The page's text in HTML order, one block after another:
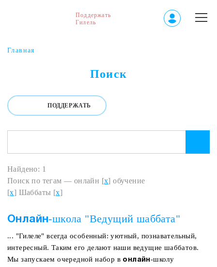
Поддержать
Гилель
Главная
Поиск
ПОДДЕРЖАТЬ
Найдено: 1
Поиск по тегам — онлайн [x] обучение
[x] Шаббаты [x]
Онлайн-школа "Ведущий шаббата"
... "Гилеле" всегда особенный: уютный, познавательный,
интересный. Таким его делают наши ведущие шаббатов.
Мы запускаем очередной набор в онлайн-школу